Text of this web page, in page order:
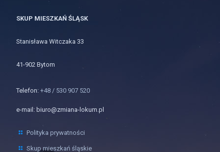
SKUP MIESZKAŃ ŚLĄSK
Stanisława Witczaka 33
41-902 Bytom
Telefon: +48 / 530 907 520
e-mail: biuro@zmiana-lokum.pl
Polityka prywatności
Skup mieszkań śląskie